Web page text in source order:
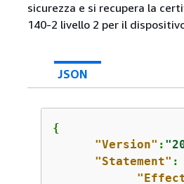
sicurezza e si recupera la
140-2 livello 2 per il
JSON
{
"Version" :
"Statement" :